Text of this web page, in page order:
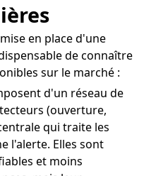
en place d'une
de connaître
sur le marché :
d'un réseau de
(ouverture,
qui traite les
l'alerte. Elles sont
et moins